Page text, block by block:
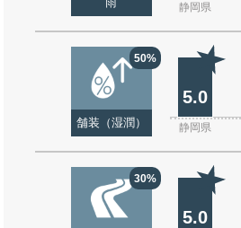
雨 静岡県
50%
舗装（湿潤）
5.0
静岡県
30%
5.0